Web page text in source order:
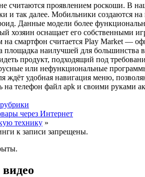
считаются проявлением роскоши. В
и так далее. Мобильники создаются
Данные модели более
хозяин оснащает его собственными
на смартфон считается Play Market —
площадка наилучшей для
продукт, подходящий под
или нефункциональные
ждёт удобная навигация меню,
на телефон файл apk и своими руками
через Интернет
технику »
к записи запрещены.